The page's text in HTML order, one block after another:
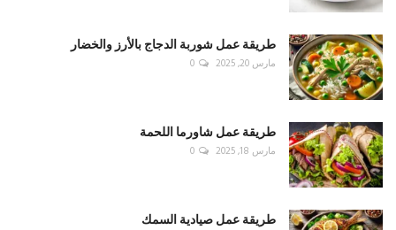
طريقة عمل شوربة الدجاج بالأرز والخضار
مارس 20, 2025 0
طريقة عمل شاورما اللحمة
مارس 18, 2025 0
طريقة عمل صيادية السمك